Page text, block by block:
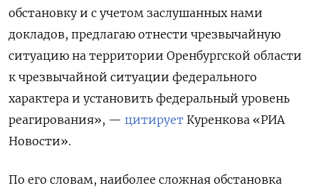
обстановку и с учетом заслушанных нами
докладов, предлагаю отнести чрезвычайную
ситуацию на территории Оренбургской области
к чрезвычайной ситуации федерального
характера и установить федеральный уровень
реагирования», — цитирует Куренкова «РИА
Новости».
По его словам, наиболее сложная обстановка